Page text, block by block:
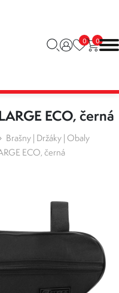
0 0
ECO, černá
Brašny | Držáky | Obaly
ECO, černá